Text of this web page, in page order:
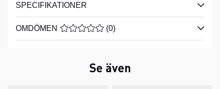
SPECIFIKATIONER
OMDÖMEN MEDELBETYG 0 AV 5 ANTAL BETYG 0
(0)
Se även